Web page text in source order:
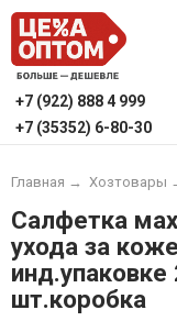
+7 (922) 888 4 999
+7 (35352) 6-80-30
Главная → Хозтовары
Салфетка
ухода за
шт.коробка